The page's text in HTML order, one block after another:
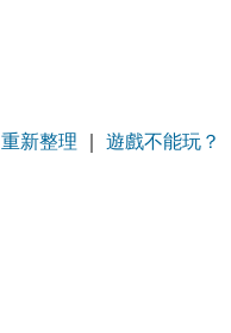
重新整理 遊戲不能玩？